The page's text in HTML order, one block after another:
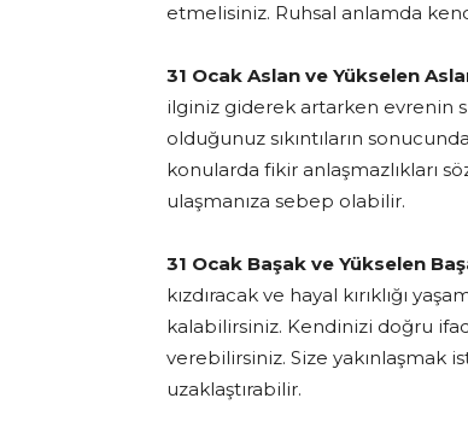
etmelisiniz. Ruhsal anlamda
31 Ocak Aslan ve Yükselen
ilginiz giderek artarken evrenin
olduğunuz sıkıntıların
konularda fikir anlaşmazlıkları
ulaşmanıza sebep olabilir.
31 Ocak Başak ve Yükselen
kızdıracak ve hayal kırıklığı
kalabilirsiniz. Kendinizi doğru
verebilirsiniz. Size yakınlaşmak
uzaklaştırabilir.